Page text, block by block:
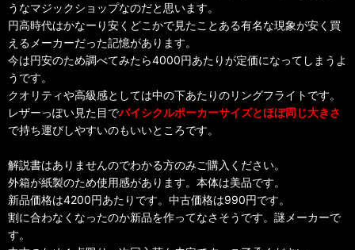
うなマジックショップなのだと思います。
円高時代はかなーり安くどこかで見たことある有名な現象が安く買
えるメーカーだった記憶があります。
今は円安のため調べてみたら4000円あたりが定価になってしまうよ
うです。
クオリティや高級感としては中の下あたりのリングフライトです。
レザーっぽい見た目でバイシクルポーカーサイズとほぼ同じ大きさ
で持ち運びしやすいのもいいところです。
解説書はありませんのでわかる方のみご購入ください。
外箱が紙製のため使用感があります。本体は美品です。
新品価格は4200円あたりです。中古価格は990円です。
割に合わなくなったのか新品を作ってなさそうです。謎メーカーで
す。